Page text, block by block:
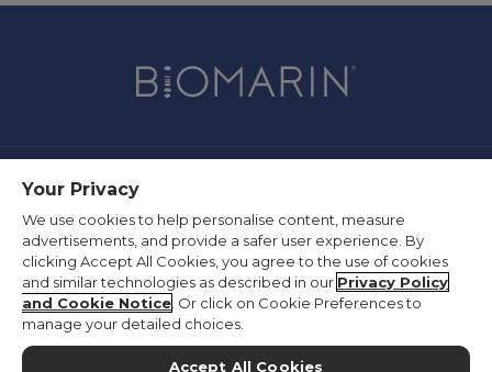
Policy sulla privacy
Termini di utilizzo
Informazioni sui fornitori
Dichiarazione sulla legge sulla schiavitù
Your Privacy
We use cookies to help personalise content, measure
advertisements, and provide a safer user experience. By
clicking Accept All Cookies, you agree to the use of cookies
and similar technologies as described in our Privacy Policy
and Cookie Notice . Or click on Cookie Preferences to
manage your detailed choices.
Accept All Cookies